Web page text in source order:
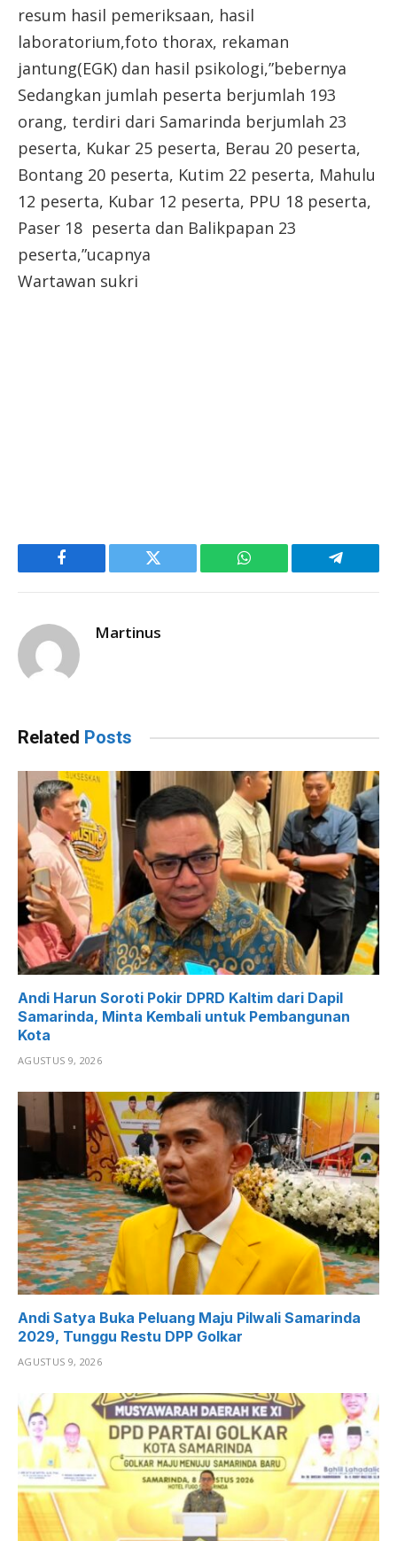
resum hasil pemeriksaan, hasil
laboratorium,foto thorax, rekaman
jantung(EGK) dan hasil psikologi,”bebernya
Sedangkan jumlah peserta berjumlah 193
orang, terdiri dari Samarinda berjumlah 23
peserta, Kukar 25 peserta, Berau 20 peserta,
Bontang 20 peserta, Kutim 22 peserta, Mahulu
12 peserta, Kubar 12 peserta, PPU 18 peserta,
Paser 18 peserta dan Balikpapan 23
peserta,”ucapnya
Wartawan sukri
Facebook Twitter WhatsApp Telegram
Martinus
Related Posts
Andi Harun Soroti Pokir DPRD Kaltim dari Dapil
Samarinda, Minta Kembali untuk Pembangunan
Kota
AGUSTUS 9, 2026
Andi Satya Buka Peluang Maju Pilwali Samarinda
2029, Tunggu Restu DPP Golkar
AGUSTUS 9, 2026